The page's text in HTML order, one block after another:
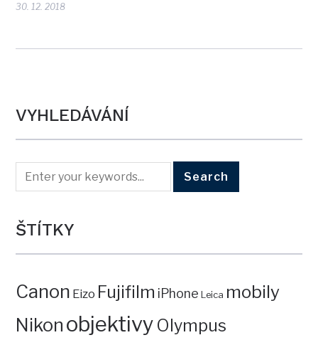
30. 12. 2018
VYHLEDÁVÁNÍ
ŠTÍTKY
Canon Eizo Fujifilm iPhone Leica mobily
Nikon objektivy Olympus